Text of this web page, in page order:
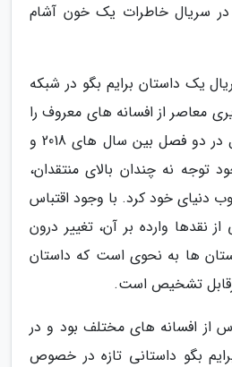
در سریال خاطرات یک خون آشام
یک داستان برایم بگو در شبکه
معاصر از افسانه های معروف را
ارائه می داد. این سریال در دو فصل بین سال های 2018 و
توجه نه چندان بالای منتقدان،
دنیای خود کرد. با وجود اقتباس
نقدها وارده بر آن، تغییر درون
ها به نحوی است که داستان
تشخیص است.
از افسانه های مختلف بود و در
بگو داستانی تازه در خصوص